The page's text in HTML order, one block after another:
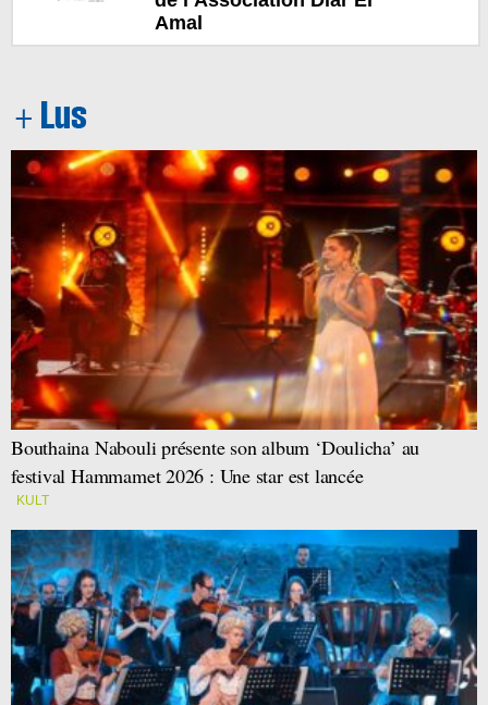
Amal
Bouthaina Nabouli présente son album ‘Doulicha’ au
festival Hammamet 2026 : Une star est lancée
KULT